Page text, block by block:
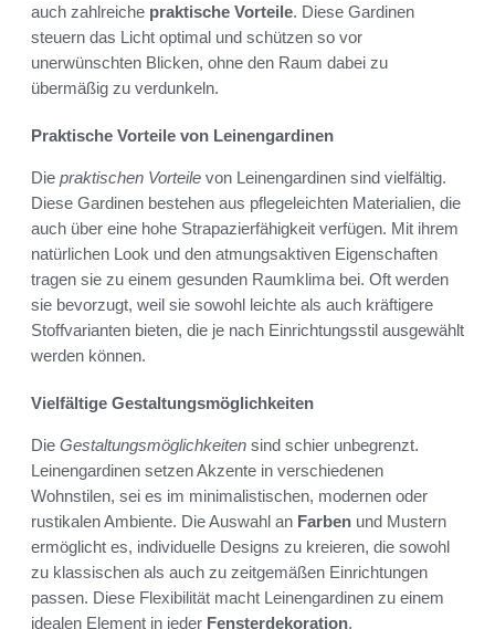
auch zahlreiche praktische Vorteile. Diese Gardinen
steuern das Licht optimal und schützen so vor
unerwünschten Blicken, ohne den Raum dabei zu
übermäßig zu verdunkeln.
Praktische Vorteile von Leinengardinen
Die praktischen Vorteile von Leinengardinen sind vielfältig.
Diese Gardinen bestehen aus pflegeleichten Materialien, die
auch über eine hohe Strapazierfähigkeit verfügen. Mit ihrem
natürlichen Look und den atmungsaktiven Eigenschaften
tragen sie zu einem gesunden Raumklima bei. Oft werden
sie bevorzugt, weil sie sowohl leichte als auch kräftigere
Stoffvarianten bieten, die je nach Einrichtungsstil ausgewählt
werden können.
Vielfältige Gestaltungsmöglichkeiten
Die Gestaltungsmöglichkeiten sind schier unbegrenzt.
Leinengardinen setzen Akzente in verschiedenen
Wohnstilen, sei es im minimalistischen, modernen oder
rustikalen Ambiente. Die Auswahl an Farben und Mustern
ermöglicht es, individuelle Designs zu kreieren, die sowohl
zu klassischen als auch zu zeitgemäßen Einrichtungen
passen. Diese Flexibilität macht Leinengardinen zu einem
idealen Element in jeder Fensterdekoration.